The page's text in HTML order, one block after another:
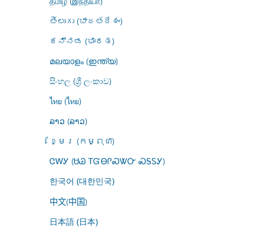
తెలుగు (భారతదేశం)
ಕನ್ನಡ (ಭಾರತ)
മലയാളം (ഇന്ത്യ)
සිංහල (ශ්‍රී ලංකාව)
ไทย (ไทย)
ລາວ (ລາວ)
ខ្មែរ (កម្ពុជា)
ᏣᎳᎩ (ᏌᏊ ᎢᏳᎾᎵᏍᏔᏅ ᏍᎦᏚᎩ)
한국어 (대한민국)
中文(中国)
日本語 (日本)